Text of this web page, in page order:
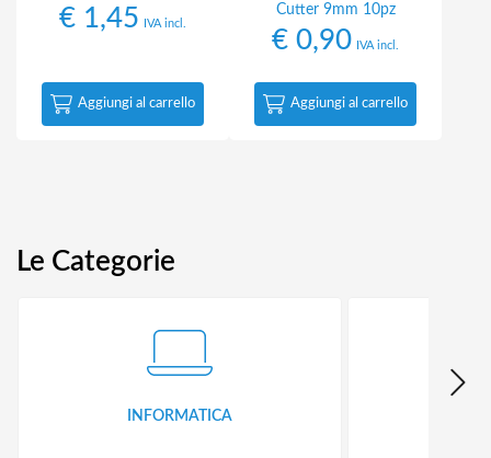
€ 1,45 IVA incl.
Aggiungi al carrello
Cutter 9mm 10pz
€ 0,90 IVA incl.
Aggiungi al carrello
Le Categorie
INFORMATICA